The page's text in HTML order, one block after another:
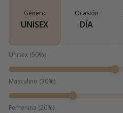
Género
UNISEX
Ocasión
DÍA
Unisex (50%)
Masculino (30%)
Femenina (20%)